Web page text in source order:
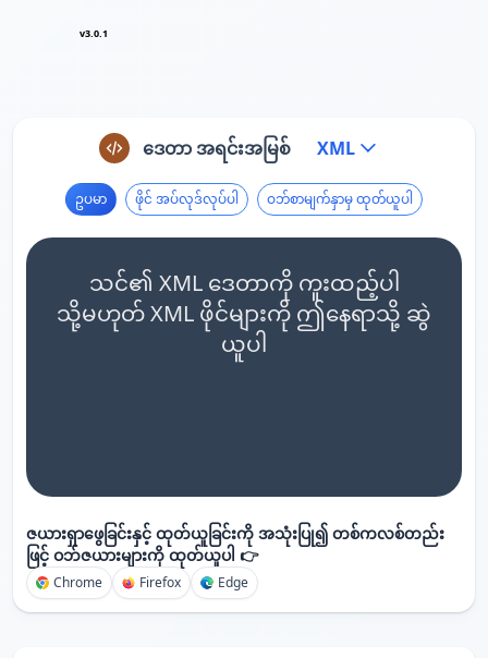
v3.0.1
ဒေတာ အရင်းအမြစ် XML
ဥပမာ ဖိုင် အပ်လုဒ်လုပ်ပါ ဝဘ်စာမျက်နှာမှ ထုတ်ယူပါ
သင်၏ XML ဒေတာကို ကူးထည့်ပါ
သို့မဟုတ် XML ဖိုင်များကို ဤနေရာသို့ ဆွဲ
ယူပါ
ဇယားရှာဖွေခြင်းနှင့် ထုတ်ယူခြင်းကို အသုံးပြု၍ တစ်ကလစ်တည်း
ဖြင့် ဝဘ်ဇယားများကို ထုတ်ယူပါ 👉
Chrome Firefox Edge